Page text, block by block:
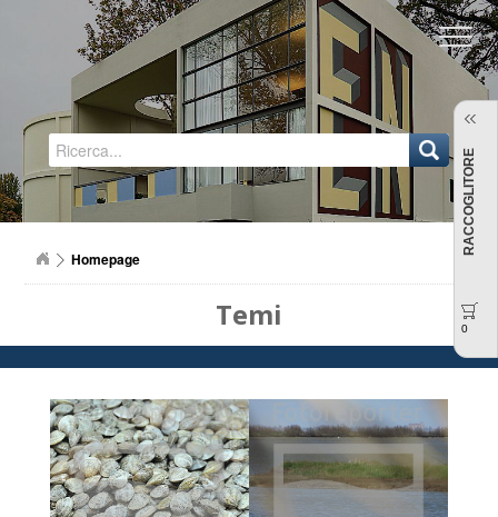
Regione Emilia-Romagna
Homepage
Temi
RACCOGLITORE
0